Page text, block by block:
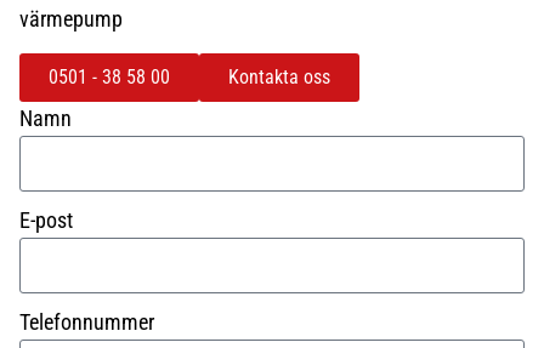
värmepump
0501 - 38 58 00 Kontakta oss
Namn
E-post
Telefonnummer